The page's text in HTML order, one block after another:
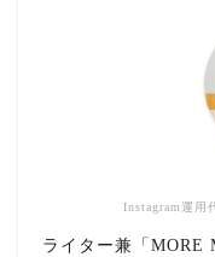
Instagram運用
ライター兼「MORE